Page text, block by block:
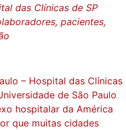
das Clínicas de SP
pacientes,
– Hospital das Clínicas
de São Paulo
hospitalar da América
que muitas cidades